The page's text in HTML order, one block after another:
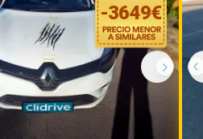
-3649€